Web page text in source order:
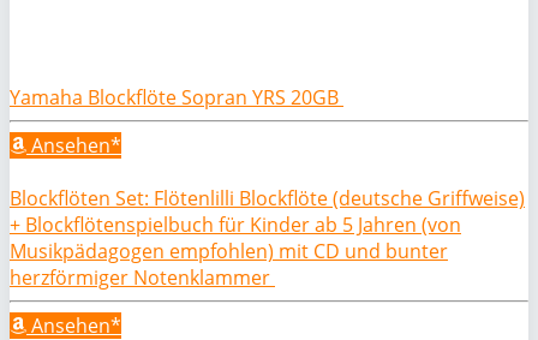
Yamaha Blockflöte Sopran YRS 20GB
Ansehen*
Blockflöten Set: Flötenlilli Blockflöte (deutsche Griffweise)
+ Blockflötenspielbuch für Kinder ab 5 Jahren (von
Musikpädagogen empfohlen) mit CD und bunter
herzförmiger Notenklammer
Ansehen*